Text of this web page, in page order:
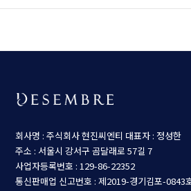
회사명 : 주식회사 현진씨엔티 대표자 : 정성한
주소 : 서울시 강서구 곰달래로 57길 7
사업자등록번호 : 129-86-22352
통신판매업 신고번호 : 제2019-경기김포-0843